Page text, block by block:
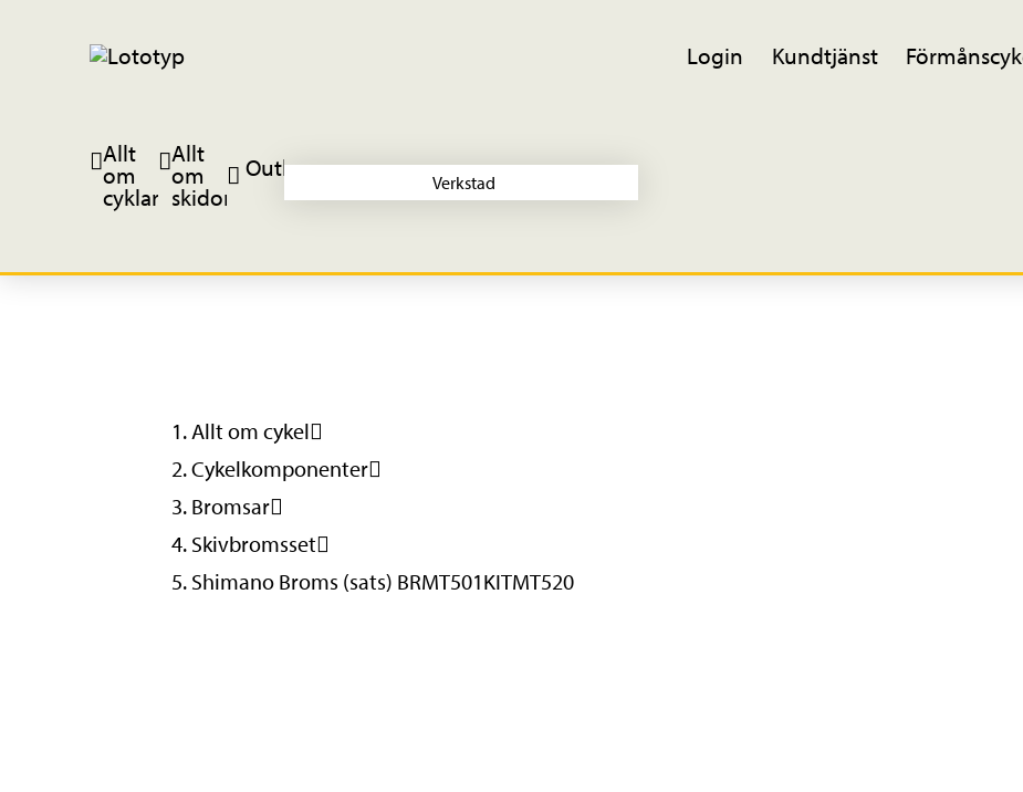
Login Kundtjänst
Allt
om
cyklar
Allt
om
skidor
Outlet
Verkstad
Allt om cykel
Cykelkomponenter
Bromsar
Skivbromsset
Shimano Broms (sats) BRMT501KITMT520